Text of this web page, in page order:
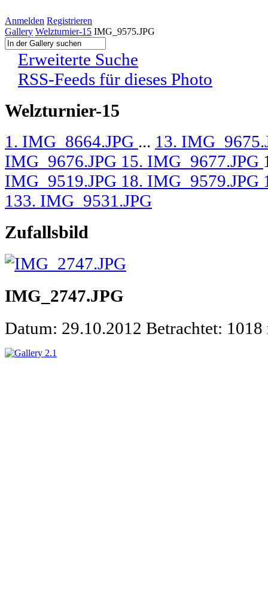
Anmelden Registrieren
Gallery Welzturnier-15 IMG_9575.JPG
Erweiterte Suche
RSS-Feeds für dieses Photo
Welzturnier-15
1. IMG_8664.JPG ... 13.
IMG_9676.JPG 15. IMG_9677.JPG
IMG_9519.JPG 18. IMG_9579.JPG
133. IMG_9531.JPG
Zufallsbild
IMG_2747.JPG
Datum: 29.10.2012 Betrachtet: 1018